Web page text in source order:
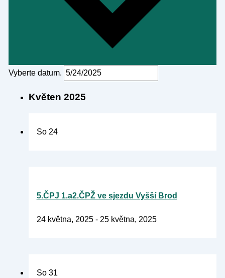
Vyberte datum.
Květen 2025
So 24
5.ČPJ 1.a2.ČPŽ ve sjezdu Vyšší Brod
24 května, 2025- 25 května, 2025
So 31